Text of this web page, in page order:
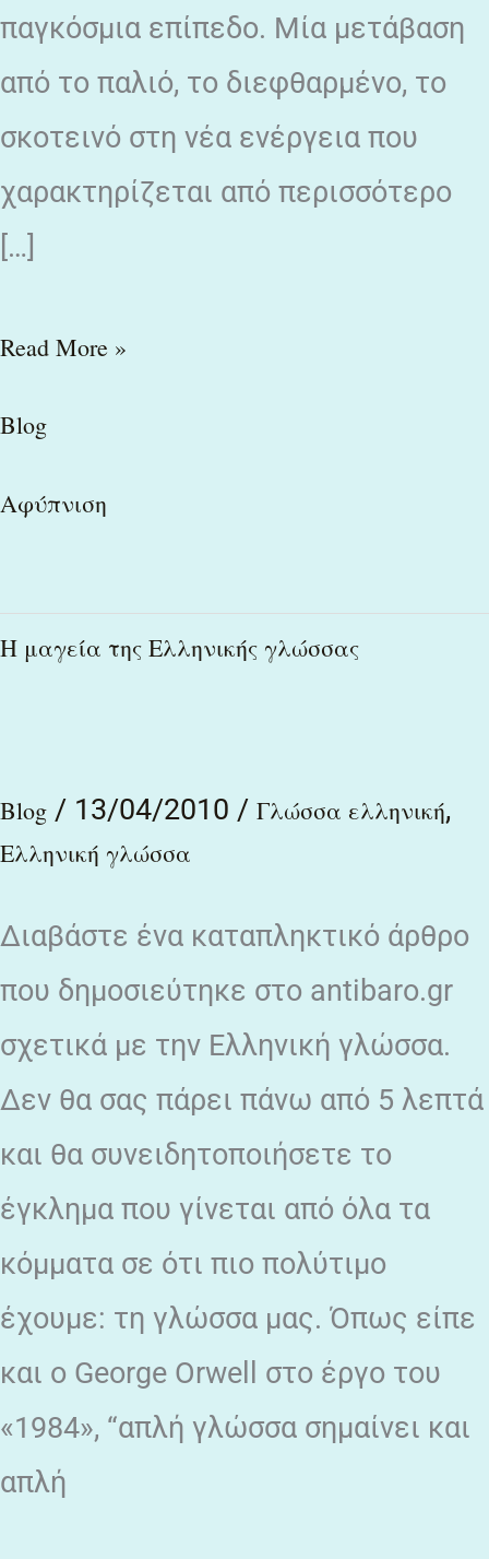
παγκόσμια επίπεδο. Μία μετάβαση
από το παλιό, το διεφθαρμένο, το
σκοτεινό στη νέα ενέργεια που
χαρακτηρίζεται από περισσότερο
[…]
Read More »
Blog
Αφύπνιση
Η μαγεία της Ελληνικής γλώσσας
Blog / 13/04/2010 / Γλώσσα ελληνική,
Ελληνική γλώσσα
Διαβάστε ένα καταπληκτικό άρθρο
που δημοσιεύτηκε στο antibaro.gr
σχετικά με την Ελληνική γλώσσα.
Δεν θα σας πάρει πάνω από 5 λεπτά
και θα συνειδητοποιήσετε το
έγκλημα που γίνεται από όλα τα
κόμματα σε ότι πιο πολύτιμο
έχουμε: τη γλώσσα μας. Όπως είπε
και ο George Orwell στο έργο του
«1984», “απλή γλώσσα σημαίνει και
απλή
Η
γλώσσας